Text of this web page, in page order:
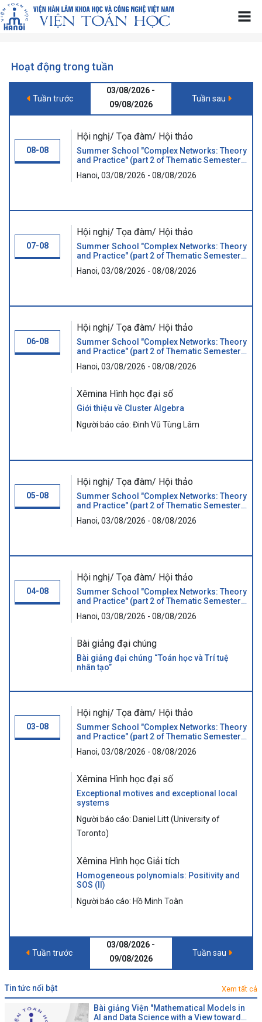
Hoạt động trong tuần
Tuần trước
03/08/2026 -
09/08/2026
Tuần sau
08-08
Hội nghị/ Tọa đàm/ Hội thảo
Summer School "Complex Networks: Theory
and Practice" (part 2 of Thematic Semester
Hanoi, 03/08/2026 - 08/08/2026
07-08
Hội nghị/ Tọa đàm/ Hội thảo
Summer School "Complex Networks: Theory
and Practice" (part 2 of Thematic Semester
Hanoi, 03/08/2026 - 08/08/2026
06-08
Hội nghị/ Tọa đàm/ Hội thảo
Summer School "Complex Networks: Theory
and Practice" (part 2 of Thematic Semester
Hanoi, 03/08/2026 - 08/08/2026
Xêmina Hình học đại số
Giới thiệu về Cluster Algebra
Người báo cáo: Đinh Vũ Tùng Lâm
05-08
Hội nghị/ Tọa đàm/ Hội thảo
Summer School "Complex Networks: Theory
and Practice" (part 2 of Thematic Semester
Hanoi, 03/08/2026 - 08/08/2026
04-08
Hội nghị/ Tọa đàm/ Hội thảo
Summer School "Complex Networks: Theory
and Practice" (part 2 of Thematic Semester
Hanoi, 03/08/2026 - 08/08/2026
Bài giảng đại chúng
Bài giảng đại chúng “Toán học và Trí tuệ
nhân tạo”
03-08
Hội nghị/ Tọa đàm/ Hội thảo
Summer School "Complex Networks: Theory
and Practice" (part 2 of Thematic Semester
Hanoi, 03/08/2026 - 08/08/2026
Xêmina Hình học đại số
Exceptional motives and exceptional local
systems
Người báo cáo: Daniel Litt (University of
Toronto)
Xêmina Hình học Giải tích
Homogeneous polynomials: Positivity and
SOS (II)
Người báo cáo: Hồ Minh Toàn
Tuần trước
03/08/2026 -
09/08/2026
Tuần sau
tin tức nổi bật Xem tất cả
Bài giảng Viện "Mathematical Models in
AI and Data Science with a View toward